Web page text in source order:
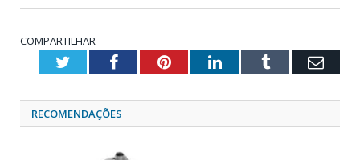
COMPARTILHAR
TwitterFacebookPinterestLinkedInTumblr
RECOMENDAÇÕES